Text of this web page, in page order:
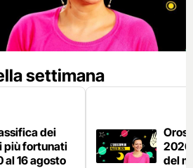
settimana
dei
più fortunati
al 16 agosto
del